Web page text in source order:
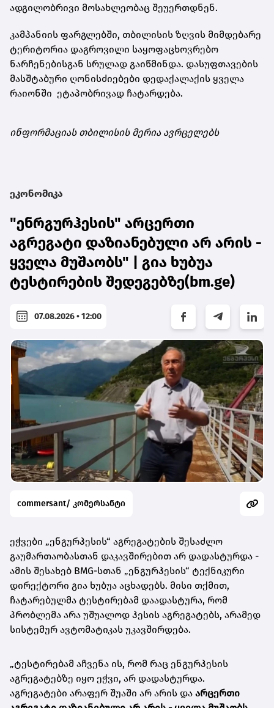
ადგილობრივი მოსახლეობაც შეუერთდნენ.
კამპანიის ფარგლებში, თბილისის ზღვის მიმდებარე
ტერიტორია დაგროვილი საყოფაცხოვრებო
ნარჩენებისგან სრულად გაიწმინდა. დასუფთავების
მასშტაბური ღონისძიებები დედაქალაქის ყველა
რაიონში ეტაპობრივად ჩატარდება.
ინფორმაციას თბილისის მერია ავრცელებს
ეკონომიკა
"ენრგურჰესის" არცერთი
აგრეგატი დაზიანებული არ არის -
ყველა მუშაობს" | გია ხუბუა
ტესტირების შედეგებზე(bm.ge)
07.08.2026 • 12:00
commersant/ კომერსანტი
ეჭვები „ენგურჰესის“ აგრეგატების შესაძლო
გაუმართაობასთან დაკავშირებით არ დადასტურდა -
ამის შესახებ BMG-სთან „ენგურჰესის“ ტექნიკური
დირექტორი გია ხუბუა აცხადებს. მისი თქმით,
ჩატარებულმა ტესტირებამ დაადასტურა, რომ
პრობლემა არა უშუალოდ ჰესის აგრეგატებს, არამედ
სისტემურ ავტომატიკას უკავშირდება.
„ტესტირებამ აჩვენა ის, რომ რაც ენგურჰესის
აგრეგატებზე იყო ეჭვი, არ დადასტურდა.
აგრეგატები არაფერ შუაში არ არის და არცერთი